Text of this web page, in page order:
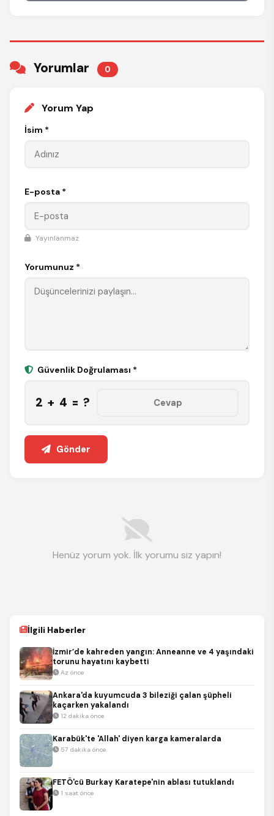
Yorumlar 0
Yorum Yap
İsim *
E-posta *
Yayınlanmaz
Yorumunuz *
Güvenlik Doğrulaması *
2 + 4 = ?
Gönder
Henüz yorum yok. İlk yorumu siz yapın!
İlgili Haberler
İzmir’de kahreden yangın: Anneanne ve 4 yaşındaki
torunu hayatını kaybetti
Az önce
Ankara'da kuyumcuda 3 bileziği çalan şüpheli
kaçarken yakalandı
12 dakika önce
Karabük'te 'Allah' diyen karga kameralarda
57 dakika önce
FETÖ'cü Burkay Karatepe'nin ablası tutuklandı
1 saat önce